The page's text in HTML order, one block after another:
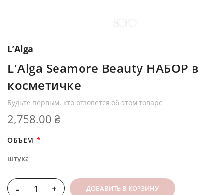
L’Alga
L'Alga Seamore Beauty НАБОР в
косметичке
Будьте первым, кто отзовется об этом товаре
2,758.00 ₴
ОБЪЕМ
штука
- + ДОБАВИТЬ В КОРЗИНУ